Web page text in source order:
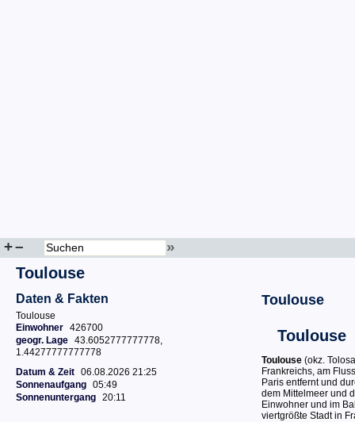
+– »
Toulouse
Daten & Fakten
Toulouse
Einwohner 426700
geogr. Lage 43.6052777777778,
1.44277777777778
Datum & Zeit 06.08.2026 21:25
Sonnenaufgang 05:49
Sonnenuntergang 20:11
Toulouse
Toulouse
Toulouse (okz.
Frankreichs, am
Paris entfernt und
dem Mittelmeer und
Einwohner und im
viertgrößte Stadt in